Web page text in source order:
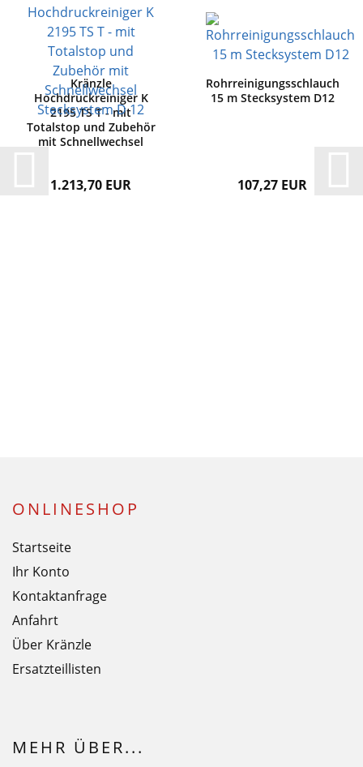
Kränzle
Hochdruckreiniger K
2195 TS T - mit
Totalstop und Zubehör
mit Schnellwechsel
1.213,70 EUR
Rohrreinigungsschlauch
15 m Stecksystem D12
107,27 EUR
ONLINESHOP
Startseite
Ihr Konto
Kontaktanfrage
Anfahrt
Über Kränzle
Ersatzteillisten
MEHR ÜBER...